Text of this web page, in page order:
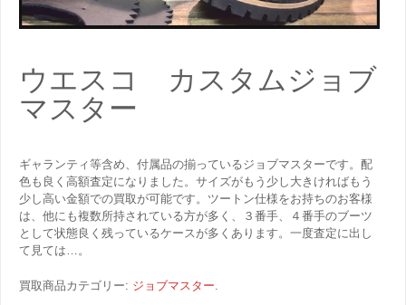
ウエスコ カスタムジョブ
マスター
ギャランティ等含め、付属品の揃っているジョブマスターです。配
色も良く高額査定になりました。サイズがもう少し大きければもう
少し高い金額での買取が可能です。ツートン仕様をお持ちのお客様
は、他にも複数所持されている方が多く、３番手、４番手のブーツ
として状態良く残っているケースが多くあります。一度査定に出し
て見ては…。
買取商品カテゴリー: ジョブマスター